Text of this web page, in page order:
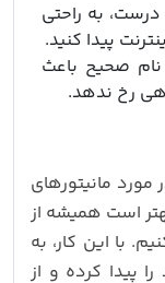
درست، به راحتی
پیدا کنید.
نام صحیح باعث
رخ ندهد.
مانیتورهای
است همیشه از
با این کار، به
پیدا کرده و از